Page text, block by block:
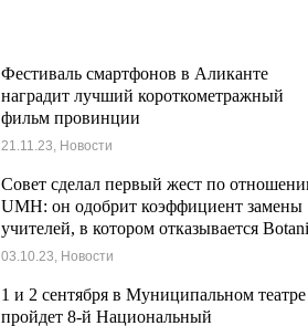
Фестиваль смартфонов в Аликанте
наградит лучший короткометражный
фильм провинции
21.11.23, Новости
Совет сделал первый жест по
UMH: он одобрит коэффициент замены
учителей, в котором отказывается
03.10.23, Новости
1 и 2 сентября в Муниципальном театре
пройдет 8-й Национальный